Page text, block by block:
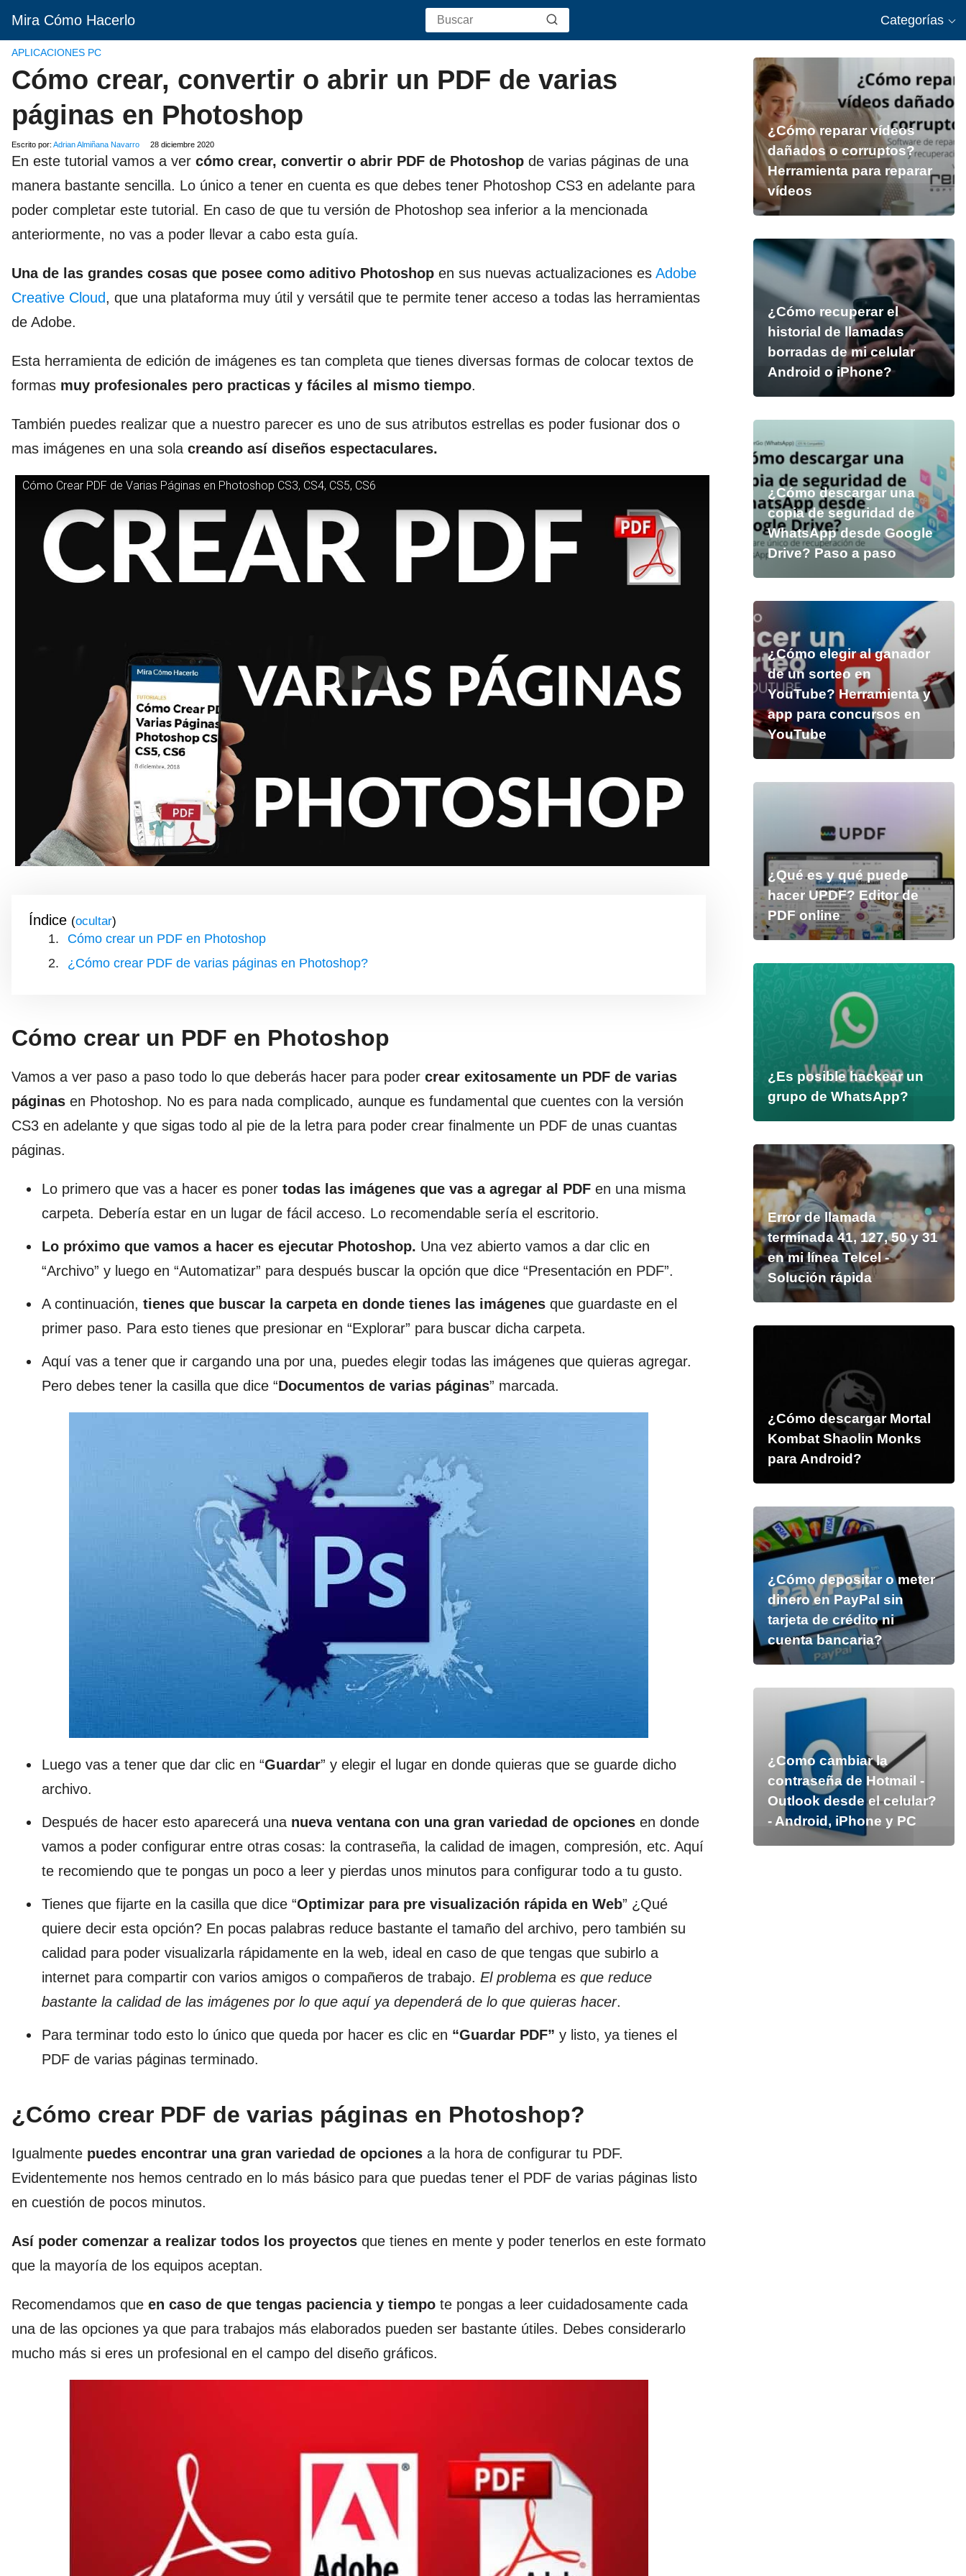
Mira Cómo Hacerlo Categorías
APLICACIONES PC
Cómo crear, convertir o abrir un PDF de varias
páginas en Photoshop
Escrito por: Adrian Almiñana Navarro 28 diciembre 2020
En este tutorial vamos a ver cómo crear, convertir o abrir PDF de Photoshop de varias páginas de una
manera bastante sencilla. Lo único a tener en cuenta es que debes tener Photoshop CS3 en adelante para
poder completar este tutorial. En caso de que tu versión de Photoshop sea inferior a la mencionada
anteriormente, no vas a poder llevar a cabo esta guía.
Una de las grandes cosas que posee como aditivo Photoshop en sus nuevas actualizaciones es Adobe
Creative Cloud, que una plataforma muy útil y versátil que te permite tener acceso a todas las herramientas
de Adobe.
Esta herramienta de edición de imágenes es tan completa que tienes diversas formas de colocar textos de
formas muy profesionales pero practicas y fáciles al mismo tiempo.
También puedes realizar que a nuestro parecer es uno de sus atributos estrellas es poder fusionar dos o
mas imágenes en una sola creando así diseños espectaculares.
Cómo Crear PDF de Varias Páginas en Photoshop CS3, CS4, CS5, CS6
Índice ( )
Cómo crear un PDF en Photoshop
¿Cómo crear PDF de varias páginas en Photoshop?
Cómo crear un PDF en Photoshop
Vamos a ver paso a paso todo lo que deberás hacer para poder crear exitosamente un PDF de varias
páginas en Photoshop. No es para nada complicado, aunque es fundamental que cuentes con la versión
CS3 en adelante y que sigas todo al pie de la letra para poder crear finalmente un PDF de unas cuantas
páginas.
Lo primero que vas a hacer es poner todas las imágenes que vas a agregar al PDF en una misma
carpeta. Debería estar en un lugar de fácil acceso. Lo recomendable sería el escritorio.
Lo próximo que vamos a hacer es ejecutar Photoshop. Una vez abierto vamos a dar clic en
“Archivo” y luego en “Automatizar” para después buscar la opción que dice “Presentación en PDF”.
A continuación, tienes que buscar la carpeta en donde tienes las imágenes que guardaste en el
primer paso. Para esto tienes que presionar en “Explorar” para buscar dicha carpeta.
Aquí vas a tener que ir cargando una por una, puedes elegir todas las imágenes que quieras agregar.
Pero debes tener la casilla que dice “Documentos de varias páginas” marcada.
Luego vas a tener que dar clic en “Guardar” y elegir el lugar en donde quieras que se guarde dicho
archivo.
Después de hacer esto aparecerá una nueva ventana con una gran variedad de opciones en donde
vamos a poder configurar entre otras cosas: la contraseña, la calidad de imagen, compresión, etc. Aquí
te recomiendo que te pongas un poco a leer y pierdas unos minutos para configurar todo a tu gusto.
Tienes que fijarte en la casilla que dice “Optimizar para pre visualización rápida en Web” ¿Qué
quiere decir esta opción? En pocas palabras reduce bastante el tamaño del archivo, pero también su
calidad para poder visualizarla rápidamente en la web, ideal en caso de que tengas que subirlo a
internet para compartir con varios amigos o compañeros de trabajo. El problema es que reduce
bastante la calidad de las imágenes por lo que aquí ya dependerá de lo que quieras hacer.
Para terminar todo esto lo único que queda por hacer es clic en “Guardar PDF” y listo, ya tienes el
PDF de varias páginas terminado.
¿Cómo crear PDF de varias páginas en Photoshop?
Igualmente puedes encontrar una gran variedad de opciones a la hora de configurar tu PDF.
Evidentemente nos hemos centrado en lo más básico para que puedas tener el PDF de varias páginas listo
en cuestión de pocos minutos.
Así poder comenzar a realizar todos los proyectos que tienes en mente y poder tenerlos en este formato
que la mayoría de los equipos aceptan.
Recomendamos que en caso de que tengas paciencia y tiempo te pongas a leer cuidadosamente cada
una de las opciones ya que para trabajos más elaborados pueden ser bastante útiles. Debes considerarlo
mucho más si eres un profesional en el campo del diseño gráficos.
¿Cómo reparar vídeos
dañados o corruptos?
Herramienta para reparar
vídeos
¿Cómo recuperar el
historial de llamadas
borradas de mi celular
Android o iPhone?
¿Cómo descargar una
copia de seguridad de
WhatsApp desde Google
Drive? Paso a paso
¿Cómo elegir al ganador
de un sorteo en
YouTube? Herramienta y
app para concursos en
YouTube
¿Qué es y qué puede
hacer UPDF? Editor de
PDF online
¿Es posible hackear un
grupo de WhatsApp?
Error de llamada
terminada 41, 127, 50 y 31
en mi línea Telcel -
Solución rápida
¿Cómo descargar Mortal
Kombat Shaolin Monks
para Android?
¿Cómo depositar o meter
dinero en PayPal sin
tarjeta de crédito ni
cuenta bancaria?
¿Como cambiar la
contraseña de Hotmail -
Outlook desde el celular?
- Android, iPhone y PC